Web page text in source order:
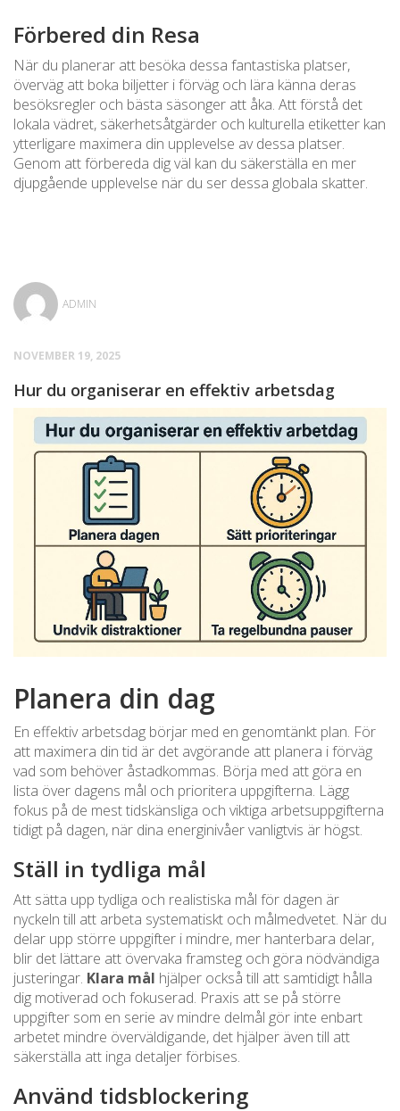
Förbered din Resa
När du planerar att besöka dessa fantastiska platser,
överväg att boka biljetter i förväg och lära känna deras
besöksregler och bästa säsonger att åka. Att förstå det
lokala vädret, säkerhetsåtgärder och kulturella etiketter kan
ytterligare maximera din upplevelse av dessa platser.
Genom att förbereda dig väl kan du säkerställa en mer
djupgående upplevelse när du ser dessa globala skatter.
ADMIN
NOVEMBER 19, 2025
Hur du organiserar en effektiv arbetsdag
Planera din dag
En effektiv arbetsdag börjar med en genomtänkt plan. För
att maximera din tid är det avgörande att planera i förväg
vad som behöver åstadkommas. Börja med att göra en
lista över dagens mål och prioritera uppgifterna. Lägg
fokus på de mest tidskänsliga och viktiga arbetsuppgifterna
tidigt på dagen, när dina energinivåer vanligtvis är högst.
Ställ in tydliga mål
Att sätta upp tydliga och realistiska mål för dagen är
nyckeln till att arbeta systematiskt och målmedvetet. När du
delar upp större uppgifter i mindre, mer hanterbara delar,
blir det lättare att övervaka framsteg och göra nödvändiga
justeringar. Klara mål hjälper också till att samtidigt hålla
dig motiverad och fokuserad. Praxis att se på större
uppgifter som en serie av mindre delmål gör inte enbart
arbetet mindre överväldigande, det hjälper även till att
säkerställa att inga detaljer förbises.
Använd tidsblockering